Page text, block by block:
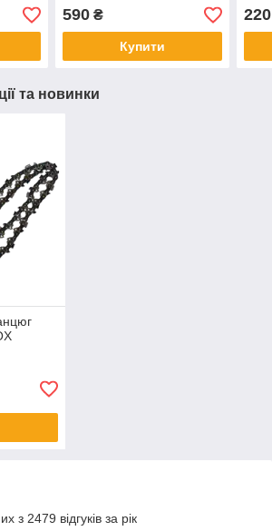
590₴
Купити
220
та новинки
з 2479 відгуків за рік